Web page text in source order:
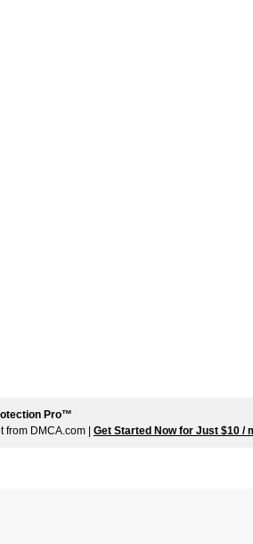
Pro™
DMCA.com | Get Started Now for Just $10 /